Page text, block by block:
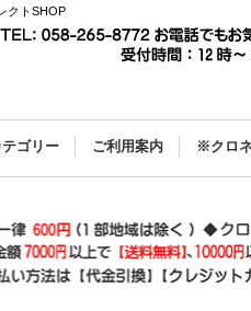
クトSHOP
ゴリー ご利用案内 ※クロ